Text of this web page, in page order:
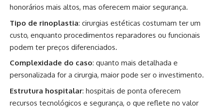
honorários mais altos, mas oferecem maior segurança.
Tipo de rinoplastia: cirurgias estéticas costumam ter um
custo, enquanto procedimentos reparadores ou funcionais
podem ter preços diferenciados.
Complexidade do caso: quanto mais detalhada e
personalizada for a cirurgia, maior pode ser o investimento.
Estrutura hospitalar: hospitais de ponta oferecem
recursos tecnológicos e segurança, o que reflete no valor